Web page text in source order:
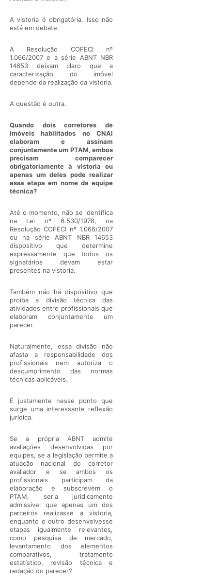
A vistoria é obrigatória. Isso não
está em debate.
A Resolução COFECI nº
1.066/2007 e a série ABNT NBR
14653 deixam claro que a
caracterização do imóvel
depende da realização da vistoria.
A questão é outra.
Quando dois corretores de
imóveis habilitados no CNAI
elaboram e assinam
conjuntamente um PTAM, ambos
precisam comparecer
obrigatoriamente à vistoria ou
apenas um deles pode realizar
essa etapa em nome da equipe
técnica?
Até o momento, não se identifica
na Lei nº 6.530/1978, na
Resolução COFECI nº 1.066/2007
ou na série ABNT NBR 14653
dispositivo que determine
expressamente que todos os
signatários devam estar
presentes na vistoria.
Também não há dispositivo que
proíba a divisão técnica das
atividades entre profissionais que
elaboram conjuntamente um
parecer.
Naturalmente, essa divisão não
afasta a responsabilidade dos
profissionais nem autoriza o
descumprimento das normas
técnicas aplicáveis.
É justamente nesse ponto que
surge uma interessante reflexão
jurídica.
Se a própria ABNT admite
avaliações desenvolvidas por
equipes, se a legislação permite a
atuação nacional do corretor
avaliador e se ambos os
profissionais participam da
elaboração e subscrevem o
PTAM, seria juridicamente
admissível que apenas um dos
parceiros realizasse a vistoria,
enquanto o outro desenvolvesse
etapas igualmente relevantes,
como pesquisa de mercado,
levantamento dos elementos
comparativos, tratamento
estatístico, revisão técnica e
redação do parecer?